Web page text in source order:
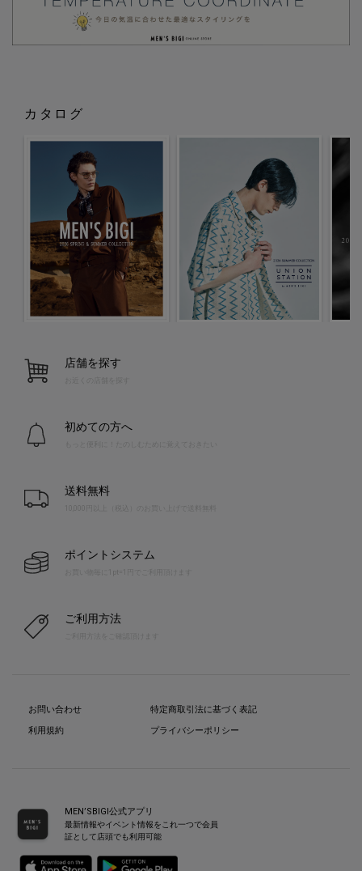
カタログ
店舗を探す
お近くの店舗を探す
初めての方へ
送料無料
10,000円以上（税込）のお買い上げで送料無料
ポイントシステム
お買い物毎に1pt=1円でご利用頂けます
ご利用方法
お問い合わせ
利用規約
特定商取引法に基づく表記
プライバシーポリシー
MEN’SBIGI公式アプリ
最新情報やイベント情報をこれ一つで会員
証として店頭でも利用可能